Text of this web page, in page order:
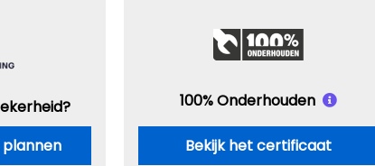
100% Onderhouden
Bekijk het certificaat